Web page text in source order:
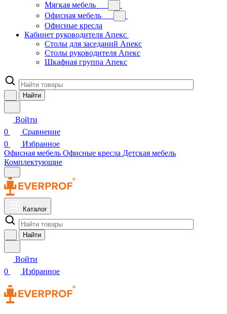
Мягкая мебель
Офисная мебель
Офисные кресла
Кабинет руководителя Апекс
Столы для заседаний Апекс
Столы руководителя Апекс
Шкафная группа Апекс
Найти
Войти
0
Сравнение
0
Избранное
Офисная мебель Офисные кресла Детская мебель
Комплектующие
Каталог
Найти
Войти
0
Избранное